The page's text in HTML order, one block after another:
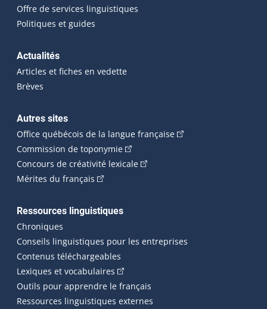
Offre de services linguistiques
Politiques et guides
Actualités
Articles et fiches en vedette
Brèves
Autres sites
Office québécois de la langue française(Cet hyperlien
Commission de toponymie(Cet hyperlien externe s'ouvrira
Concours de créativité lexicale(Cet hyperlien externe
Mérites du français (Cet hyperlien externe s'ouvrira dans une
Ressources linguistiques
Chroniques
Conseils linguistiques pour les entreprises
Contenus téléchargeables
Lexiques et vocabulaires (Cet hyperlien externe s'ouvrira
Outils pour apprendre le français
Ressources linguistiques externes